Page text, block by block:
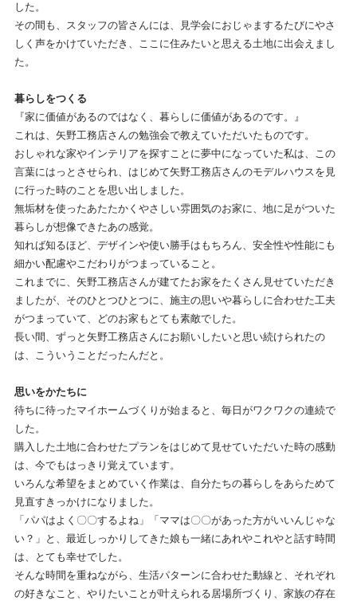
した。
その間も、スタッフの皆さんには、見学会におじゃまするたびにやさ
しく声をかけていただき、ここに住みたいと思える土地に出会えまし
た。
暮らしをつくる
『家に価値があるのではなく、暮らしに価値があるのです。』
これは、矢野工務店さんの勉強会で教えていただいたものです。
おしゃれな家やインテリアを探すことに夢中になっていた私は、この
言葉にはっとさせられ、はじめて矢野工務店さんのモデルハウスを見
に行った時のことを思い出しました。
無垢材を使ったあたたかくやさしい雰囲気のお家に、地に足がついた
暮らしが想像できたあの感覚。
知れば知るほど、デザインや使い勝手はもちろん、安全性や性能にも
細かい配慮やこだわりがつまっていること。
これまでに、矢野工務店さんが建てたお家をたくさん見せていただき
ましたが、そのひとつひとつに、施主の思いや暮らしに合わせた工夫
がつまっていて、どのお家もとても素敵でした。
長い間、ずっと矢野工務店さんにお願いしたいと思い続けられたの
は、こういうことだったんだと。
思いをかたちに
待ちに待ったマイホームづくりが始まると、毎日がワクワクの連続で
した。
購入した土地に合わせたプランをはじめて見せていただいた時の感動
は、今でもはっきり覚えています。
いろんな希望をまとめていく作業は、自分たちの暮らしをあらためて
見直すきっかけになりました。
「パパはよく〇〇するよね」「ママは〇〇があった方がいいんじゃな
い？」と、最近しっかりしてきた娘も一緒にあれやこれやと話す時間
は、とても幸せでした。
そんな時間を重ねながら、生活パターンに合わせた動線と、それぞれ
の好きなこと、やりたいことが叶えられる居場所づくり、家族の存在